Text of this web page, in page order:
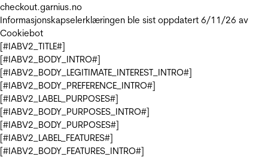
checkout.garnius.no
Informasjonskapselerklæringen ble sist oppdatert 6/11/26 av
Cookiebot
[#IABV2_TITLE#]
[#IABV2_BODY_INTRO#]
[#IABV2_BODY_LEGITIMATE_INTEREST_INTRO#]
[#IABV2_BODY_PREFERENCE_INTRO#]
[#IABV2_LABEL_PURPOSES#]
[#IABV2_BODY_PURPOSES_INTRO#]
[#IABV2_BODY_PURPOSES#]
[#IABV2_LABEL_FEATURES#]
[#IABV2_BODY_FEATURES_INTRO#]